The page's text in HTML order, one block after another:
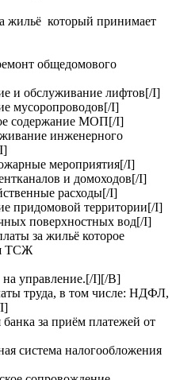
жильё который принимает
общедомового
и обслуживание лифтов[/I]
мусоропроводов[/I]
содержание МОП[/I]
инженерного
мероприятия[/I]
и домоходов[/I]
расходы[/I]
придомовой территории[/I]
поверхностных вод[/I]
за жильё которое
ТСЖ
управление.[/I][/B]
труда, в том числе: НДФЛ,
за приём платежей от
система налогообложения